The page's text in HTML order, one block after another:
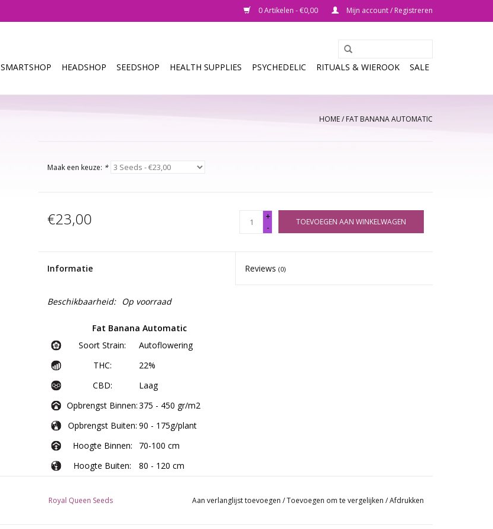
0 Artikelen - €0,00 Mijn account / Registreren
SMARTSHOP HEADSHOP SEEDSHOP HEALTH SUPPLIES PSYCHEDELIC RITUALS & WIEROOK SALE
HOME/FAT BANANA AUTOMATIC
Maak een keuze: *
€23,00
+
-
TOEVOEGEN AAN WINKELWAGEN
Informatie Reviews(0)
Beschikbaarheid: Op voorraad
Fat Banana Automatic
Soort Strain:
Autoflowering
THC:
22%
CBD:
Laag
Opbrengst Binnen:375 - 450 gr/m2
Opbrengst Buiten: 90 - 175g/plant
Hoogte Binnen:
70-100 cm
Hoogte Buiten:
80 - 120 cm
9-10 weken na
Royal Queen Seeds Aan verlanglijst toevoegen /Toevoegen om te vergelijken /Afdrukken